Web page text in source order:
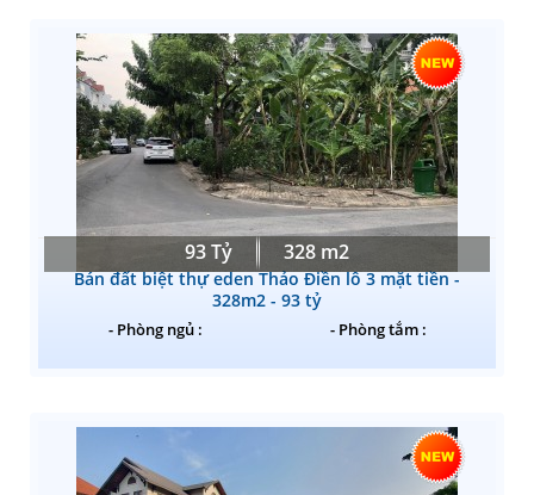
93 Tỷ 328 m2
Bán đất biệt thự eden Thảo Điền lô 3 mặt tiền -
328m2 - 93 tỷ
- Phòng ngủ : - Phòng tắm :